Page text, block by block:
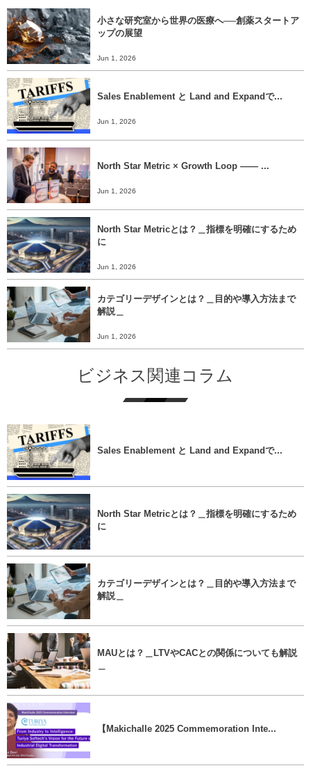
小さな研究室から世界の医療へ──創薬スタートア
ップの展望
Jun 1, 2026
Sales Enablement と Land and Expandで...
Jun 1, 2026
North Star Metric × Growth Loop ―― ...
Jun 1, 2026
North Star Metricとは？＿指標を明確にするため
に
Jun 1, 2026
カテゴリーデザインとは？＿目的や導入方法まで
解説＿
Jun 1, 2026
ビジネス関連コラム
Sales Enablement と Land and Expandで...
North Star Metricとは？＿指標を明確にするため
に
カテゴリーデザインとは？＿目的や導入方法まで
解説＿
MAUとは？＿LTVやCACとの関係についても解説
【Makichalle 2025 Commemoration Inte...